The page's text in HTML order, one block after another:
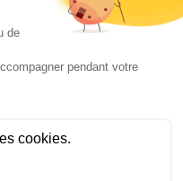
France